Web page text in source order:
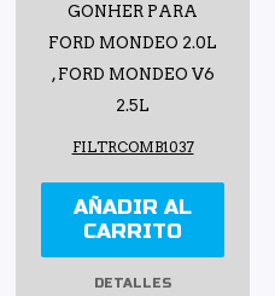
GONHER PARA
FORD MONDEO 2.0L
, FORD MONDEO V6
2.5L
FILTRCOMB1037
AÑADIR AL
CARRITO
DETALLES